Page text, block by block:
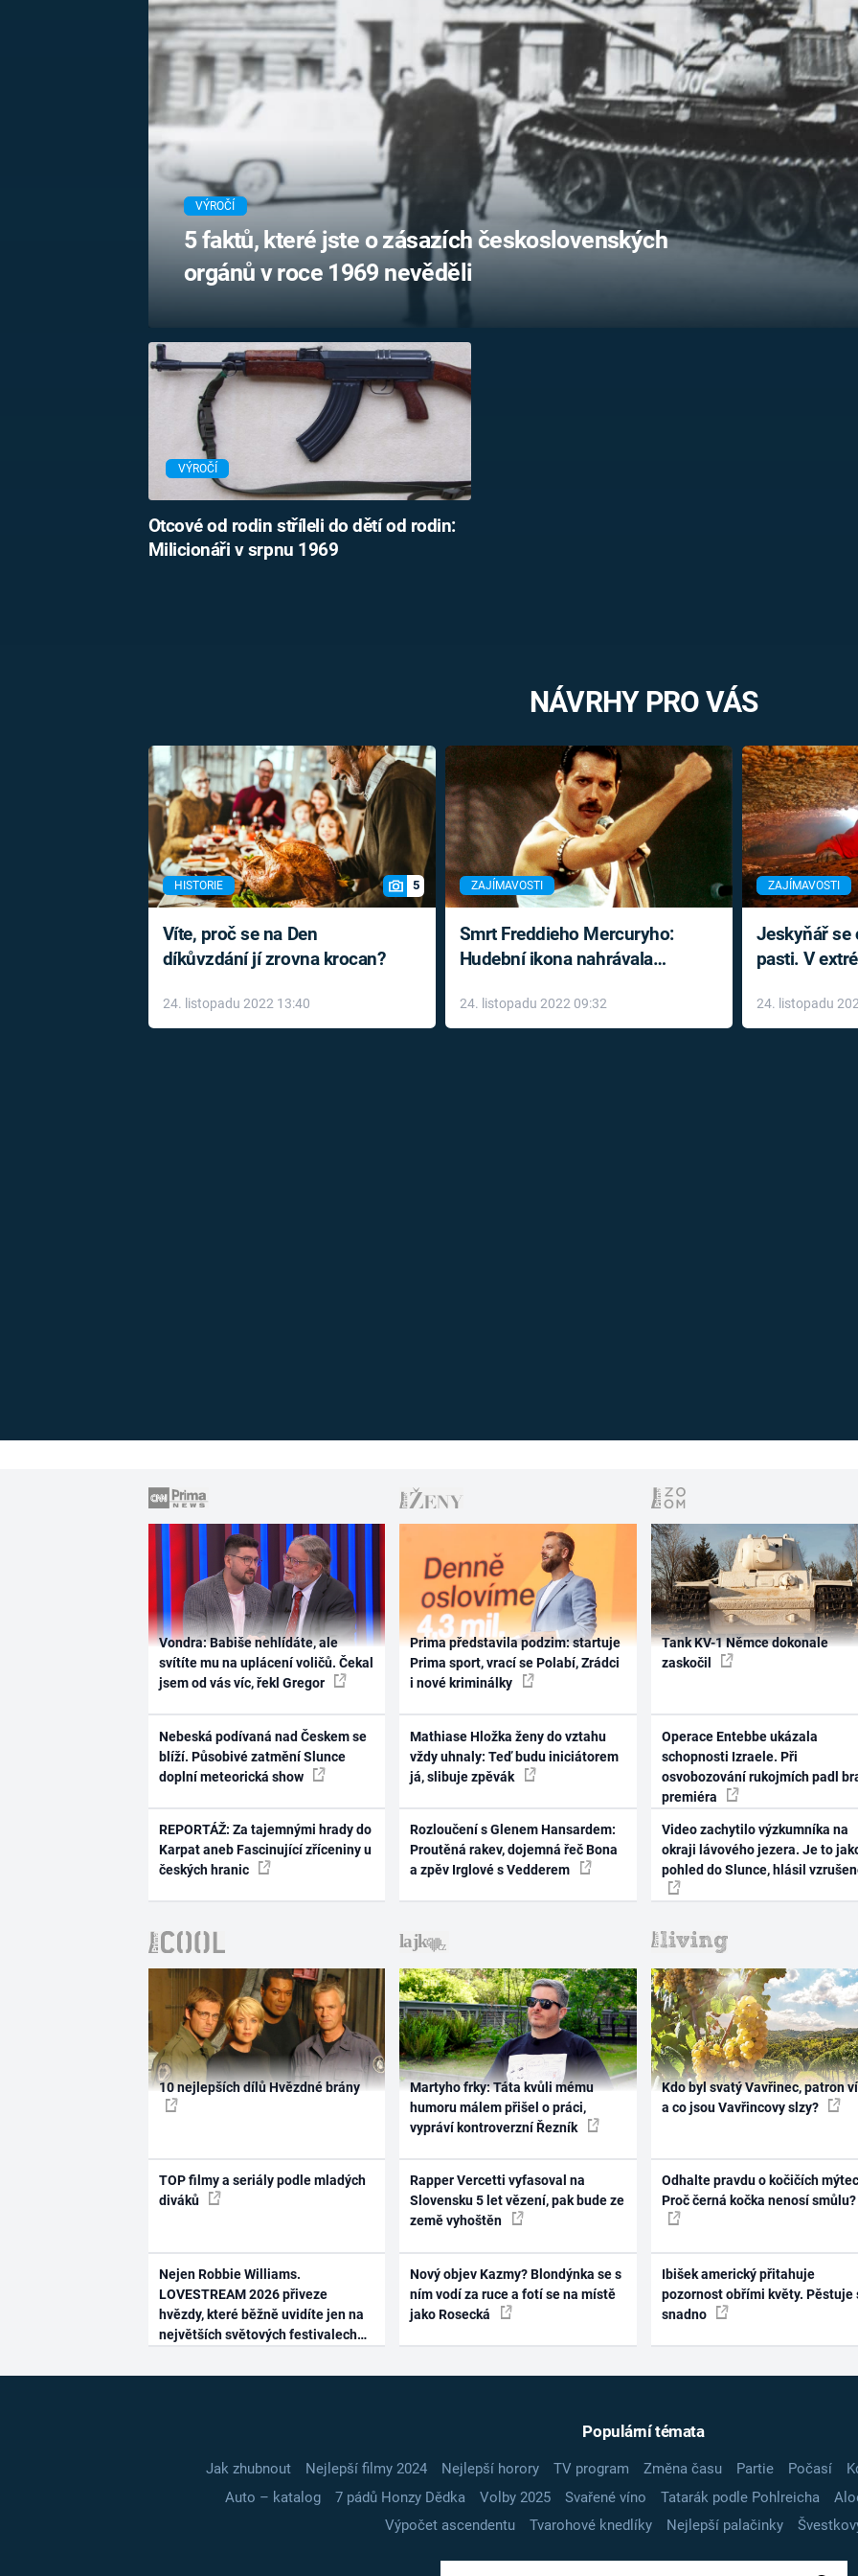
PRVNÍ SVĚTOVÁ
MARIE TEREZIE
NAPOLEON
BONAPARTE
UFO A
MIMOZEMŠŤANÉ
UTAJENÉ PŘÍBĚHY
ČESKÝCH DĚJIN
ALTERNATIVNÍ
HISTORIE
FILMY
REALITA
HORORY
REALITA
OPTICKÉ
VÝROČÍ
5 faktů, které jste o zásazích československých
orgánů v roce 1969 nevěděli
VÝROČÍ
Otcové od rodin stříleli do dětí od rodin:
Milicionáři v srpnu 1969
NÁVRHY PRO VÁS
HISTORIE 5
Víte, proč se na Den
díkůvzdání jí zrovna krocan?
24. listopadu 2022 13:40
ZAJÍMAVOSTI
Smrt Freddieho Mercuryho:
Hudební ikona nahrávala
léky
24. listopadu 2022 09:32
ZAJÍMAVOSTI
Jeskyňář se
pasti. V
24. listopadu
Vondra: Babiše nehlídáte, ale
svítíte mu na uplácení voličů. Čekal
jsem od vás víc, řekl Gregor
Nebeská podívaná nad Českem se
blíží. Působivé zatmění Slunce
doplní meteorická show
REPORTÁŽ: Za tajemnými hrady do
Karpat aneb Fascinující zříceniny u
českých hranic
Prima představila podzim: startuje
Prima sport, vrací se Polabí, Zrádci
i nové kriminálky
Mathiase Hložka ženy do vztahu
vždy uhnaly: Teď budu iniciátorem
já, slibuje zpěvák
Rozloučení s Glenem Hansardem:
Proutěná rakev, dojemná řeč Bona
a zpěv Irglové s Vedderem
Tank KV-1 Němce dokonale
zaskočil
Operace Entebbe ukázala
schopnosti Izraele. Při
osvobozování rukojmích padl
premiéra
Video zachytilo výzkumníka na
okraji lávového jezera. Je to
pohled do Slunce, hlásil
10 nejlepších dílů Hvězdné brány
TOP filmy a seriály podle mladých
diváků
Nejen Robbie Williams.
LOVESTREAM 2026 přiveze
hvězdy, které běžně uvidíte jen na
největších světových festivalech
Martyho frky: Táta kvůli mému
humoru málem přišel o práci,
vypráví kontroverzní Řezník
Rapper Vercetti vyfasoval na
Slovensku 5 let vězení, pak bude ze
země vyhoštěn
Nový objev Kazmy? Blondýnka se s
ním vodí za ruce a fotí se na místě
jako Rosecká
Kdo byl svatý Vavřinec, patron
a co jsou Vavřincovy slzy?
Odhalte pravdu o kočičích
Proč černá kočka nenosí smůlu?
Ibišek americký přitahuje
pozornost obřími květy. Pěstuje
snadno
Populární témata
Jak zhubnout Nejlepší filmy 2024 Nejlepší horory TV program Změna času Partie Počasí
Auto – katalog
7 pádů Honzy Dědka Volby 2025 Svařené víno Tatarák podle Pohlreicha
Výpočet ascendentu
Tvarohové knedlíky Nejlepší palačinky